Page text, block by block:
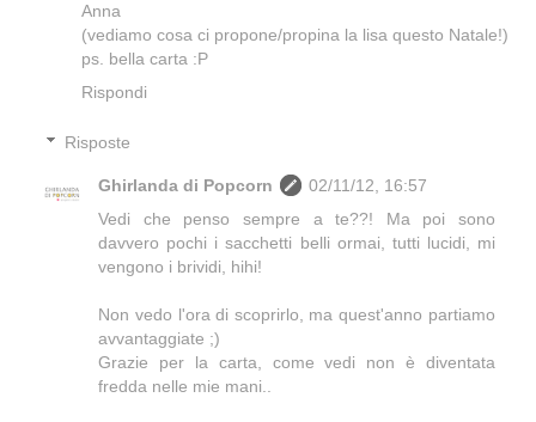
Anna
(vediamo cosa ci propone/propina la lisa questo Natale!)
ps. bella carta :P
Rispondi
Risposte
Ghirlanda di Popcorn
02/11/12, 16:57
Vedi che penso sempre a te??! Ma poi sono
davvero pochi i sacchetti belli ormai, tutti lucidi, mi
vengono i brividi, hihi!
Non vedo l'ora di scoprirlo, ma quest'anno partiamo
avvantaggiate ;)
Grazie per la carta, come vedi non è diventata
fredda nelle mie mani..